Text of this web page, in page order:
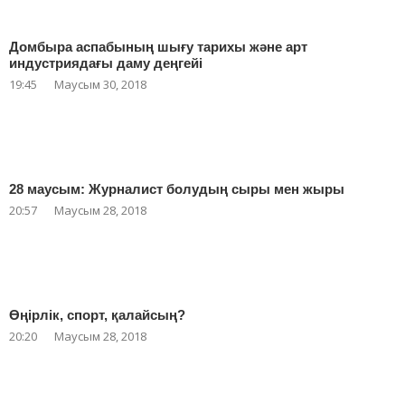
Домбыра аспабының шығу тарихы және арт
индустриядағы даму деңгейі
19:45 Маусым 30, 2018
28 маусым: Журналист болудың сыры мен жыры
20:57 Маусым 28, 2018
Өңірлік, спорт, қалайсың?
20:20 Маусым 28, 2018